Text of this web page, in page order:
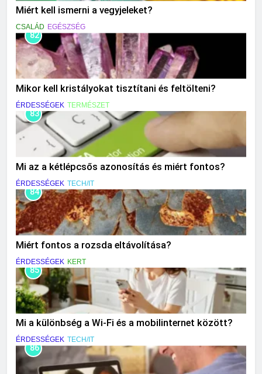
Miért kell ismerni a vegyjeleket?
CSALÁD EGÉSZSÉG
82
Mikor kell kristályokat tisztítani és feltölteni?
ÉRDESSÉGEK TERMÉSZET
83
Mi az a kétlépcsős azonosítás és miért fontos?
ÉRDESSÉGEK TECH/IT
84
Miért fontos a rozsda eltávolítása?
ÉRDESSÉGEK KERT
85
Mi a különbség a Wi-Fi és a mobilinternet között?
ÉRDESSÉGEK TECH/IT
86